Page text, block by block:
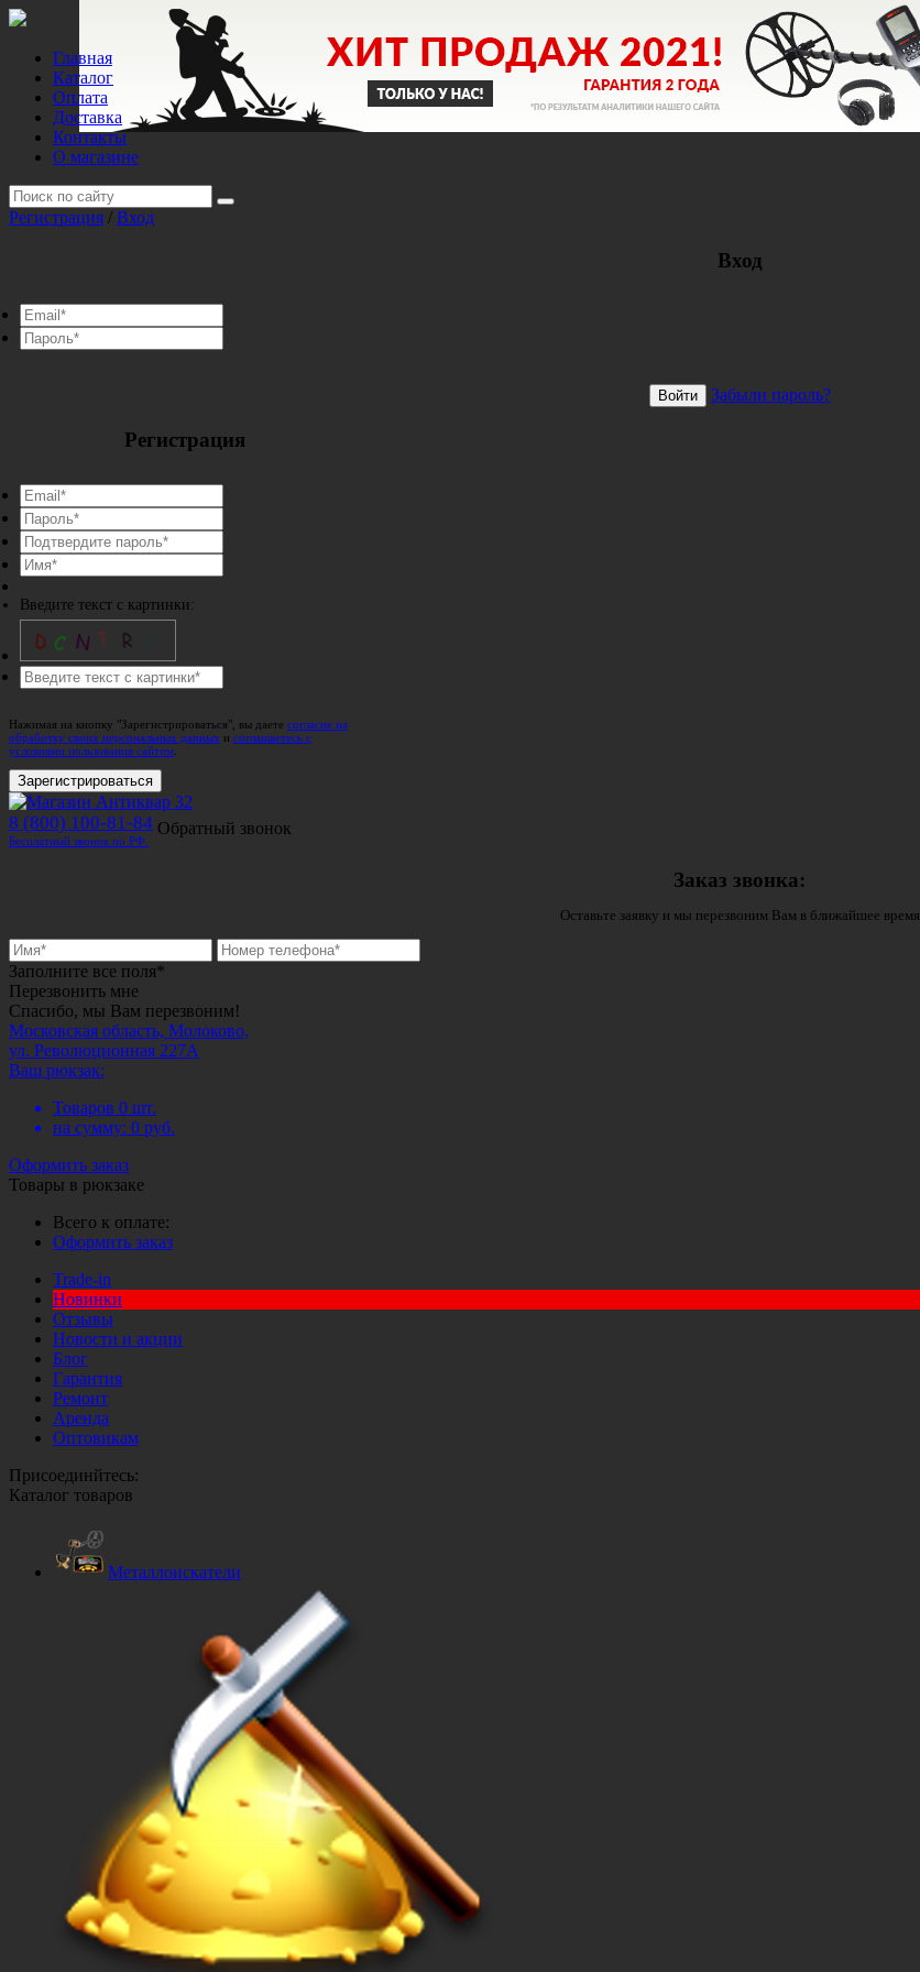
Главная
Каталог
Оплата
Доставка
Контакты
О магазине
Регистрация / Вход
Вход
Войти Забыли пароль?
Регистрация
Введите текст с картинки:
Нажимая на кнопку "Зарегистрироваться", вы даете согласие на
обработку своих персональных данных и соглашаетесь с
условиями пользования сайтом
Зарегистрироваться
8 (800) 100-81-84
Бесплатный звонок по РФ.
Обратный звонок
Заказ звонка:
Оставьте заявку и мы перезвоним Вам в ближайшее время
Заполните все поля*
Перезвонить мне
Спасибо, мы Вам перезвоним!
Московская область, Молоково,
ул. Революционная 227А
Ваш рюкзак:
Товаров 0 шт.
на сумму: 0 руб.
Оформить заказ
Товары в рюкзаке
Всего к оплате:
Оформить заказ
Trade-in
Новинки
Отзывы
Новости и акции
Блог
Гарантия
Ремонт
Аренда
Оптовикам
Присоединйтесь:
Каталог товаров
Металлоискатели